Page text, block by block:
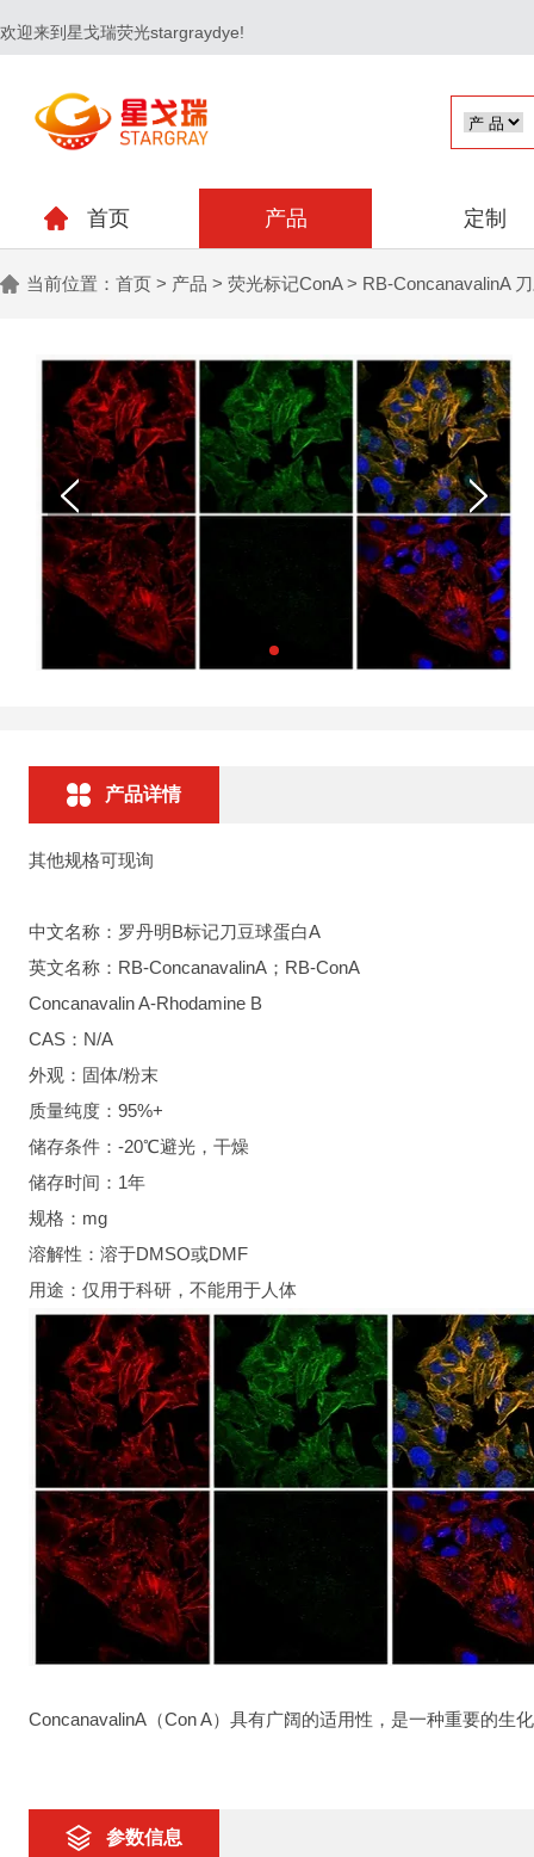
欢迎来到星戈瑞荧光stargraydye!
首页 产品 定制
当前位置： 首页 > 产品 > 荧光标记ConA> RB-ConcanavalinA
产品详情
其他规格可现询
中文名称：罗丹明B标记刀豆球蛋白A
英文名称：RB-ConcanavalinA；RB-ConA
Concanavalin A-Rhodamine B
CAS：N/A
外观：固体/粉末
质量纯度：95%+
储存条件：-20℃避光，干燥
储存时间：1年
规格：mg
溶解性：溶于DMSO或DMF
用途：仅用于科研，不能用于人体
ConcanavalinA（Con A）具有广阔的适用性，是一种重要的生
参数信息